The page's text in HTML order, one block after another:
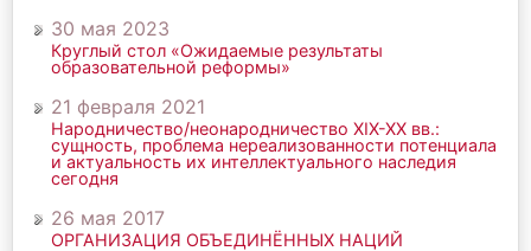
30 мая 2023
Круглый стол «Ожидаемые результаты
образовательной реформы»
21 февраля 2021
Народничество/неонародничество ХIХ-ХХ вв.:
сущность, проблема нереализованности потенциала
и актуальность их интеллектуального наследия
сегодня
26 мая 2017
ОРГАНИЗАЦИЯ ОБЪЕДИНЁННЫХ НАЦИЙ